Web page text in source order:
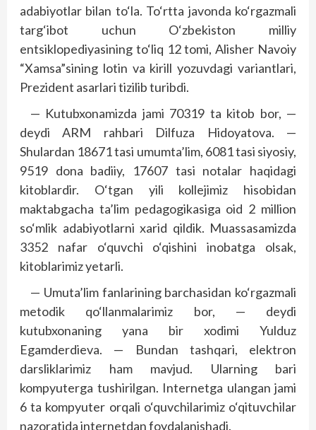
adabiyotlar bilan to‘la. To‘rtta javonda ko‘rgazmali
targ‘ibot uchun O‘zbekiston milliy
entsiklopediyasining to‘liq 12 tomi, Alisher Navoiy
“Xamsa”sining lotin va kirill yozuvdagi variantlari,
Prezident asarlari tizilib turibdi.
— Kutubxonamizda jami 70319 ta kitob bor, —
deydi ARM rahbari Dilfuza Hidoyatova. —
Shulardan 18671 tasi umumta’lim, 6081 tasi siyosiy,
9519 dona badiiy, 17607 tasi notalar haqidagi
kitoblardir. O‘tgan yili kollejimiz hisobidan
maktabgacha ta’lim pedagogikasiga oid 2 million
so‘mlik adabiyotlarni xarid qildik. Muassasamizda
3352 nafar o‘quvchi o‘qishini inobatga olsak,
kitoblarimiz yetarli.
— Umuta’lim fanlarining barchasidan ko‘rgazmali
metodik qo‘llanmalarimiz bor, — deydi
kutubxonaning yana bir xodimi Yulduz
Egamderdieva. — Bundan tashqari, elektron
darsliklarimiz ham mavjud. Ularning bari
kompyuterga tushirilgan. Internetga ulangan jami
6 ta kompyuter orqali o‘quvchilarimiz o‘qituvchilar
nazoratida internetdan foydalanishadi.